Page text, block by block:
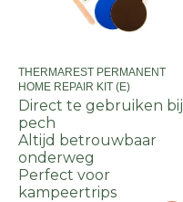
THERMAREST PERMANENT
HOME REPAIR KIT (E)
Direct te gebruiken bij
pech
Altijd betrouwbaar
onderweg
Perfect voor
kampeertrips